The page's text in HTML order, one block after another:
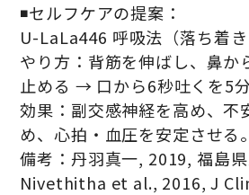
◾️セルフケアの提案：
U-LaLa446 呼吸法（落ち着き
やり方：背筋を伸ばし、鼻
止める → 口から6秒吐くを5分
効果：副交感神経を高め、不
め、心拍・血圧を安定させる。
備考：丹羽真一, 2019, 福島
Nivethitha et al., 2016, J